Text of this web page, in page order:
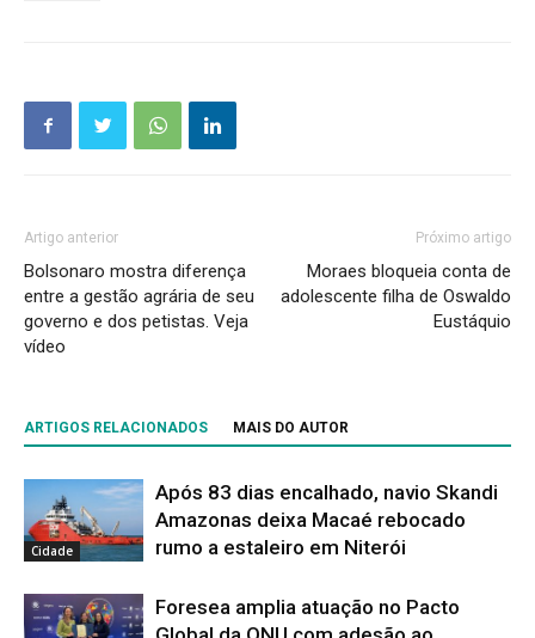
Artigo anterior
Bolsonaro mostra diferença
entre a gestão agrária de seu
governo e dos petistas. Veja
vídeo
Próximo artigo
Moraes bloqueia conta de
adolescente filha de Oswaldo
Eustáquio
ARTIGOS RELACIONADOS MAIS DO AUTOR
Cidade
Após 83 dias encalhado, navio Skandi
Amazonas deixa Macaé rebocado
rumo a estaleiro em Niterói
Foresea amplia atuação no Pacto